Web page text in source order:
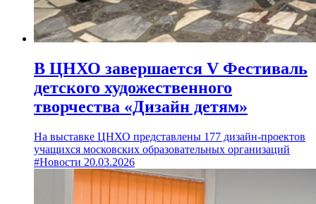
В ЦНХО завершается V Фестиваль
детского художественного
творчества «Дизайн детям»
На выставке ЦНХО представлены 177 дизайн-проектов
учащихся московских образовательных организаций
#Новости 20.03.2026